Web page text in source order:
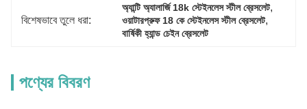
বিশেষভাবে তুলে ধরা:
অ্যান্টি অ্যালার্জি 18k স্টেইনলেস স্টীল ব্রেসলেট,
ওয়াটারপ্রুফ 18 কে স্টেইনলেস স্টীল ব্রেসলেট,
বার্ষিকী হ্যান্ড চেইন ব্রেসলেট
পণ্যের বিবরণ